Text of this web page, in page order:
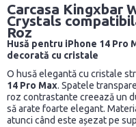
Carcasa Kingxbar
Crystals
Roz
Husă pentru iPhone 14 Pro
decorată cu cristale
O husă elegantă cu cristale
14 Pro Max. Spatele
roz contrastante creează un
să arate foarte elegant.
atunci când este așezat pe